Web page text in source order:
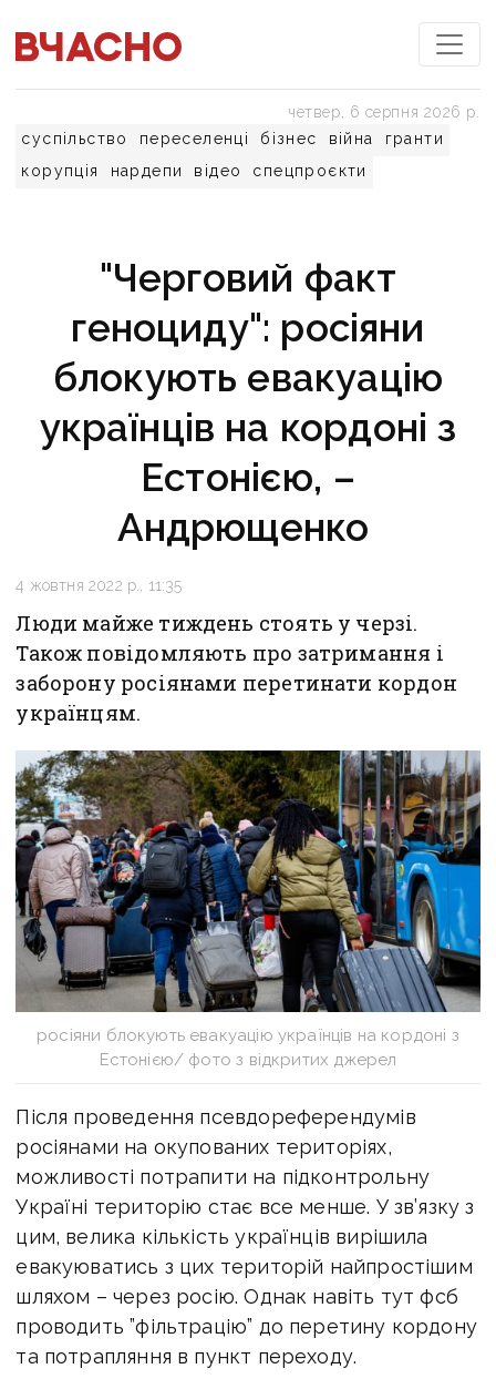
суспільство переселенці бізнес війна
гранти
корупція
нардепи відео спецпроєкти
четвер, 6 серпня 2026 р.
"Черговий факт
геноциду": росіяни
блокують евакуацію
українців на кордоні з
Естонією, –
Андрющенко
4 жовтня 2022 р., 11:35
Люди майже тиждень стоять у черзі.
Також повідомляють про затримання і
заборону росіянами перетинати кордон
українцям.
росіяни блокують евакуацію українців на кордоні з
Естонією/ фото з відкритих джерел
Після проведення псевдореферендумів
росіянами на окупованих територіях,
можливості потрапити на підконтрольну
Україні територію стає все менше. У зв’язку з
цим, велика кількість українців вирішила
евакуюватись з цих територій найпростішим
шляхом – через росію. Однак навіть тут фсб
проводить ”фільтрацію” до перетину кордону
та потрапляння в пункт переходу.